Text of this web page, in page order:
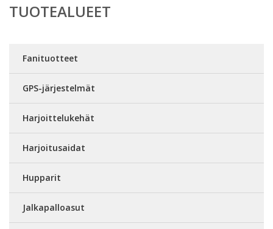
TUOTEALUEET
Fanituotteet
GPS-järjestelmät
Harjoittelukehät
Harjoitusaidat
Hupparit
Jalkapalloasut